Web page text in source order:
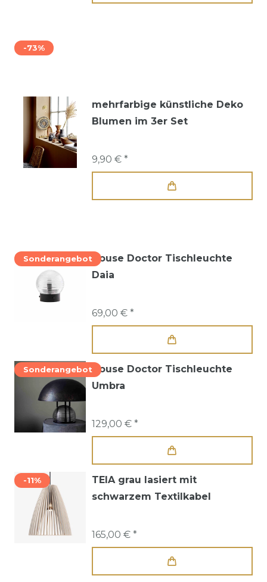
-73%
mehrfarbige künstliche Deko
Blumen im 3er Set
9,90 € *
SonderangebotHouse Doctor Tischleuchte
Daia
69,00 € *
SonderangebotHouse Doctor Tischleuchte
Umbra
129,00 € *
-11%
TEIA grau lasiert mit
schwarzem Textilkabel
165,00 € *